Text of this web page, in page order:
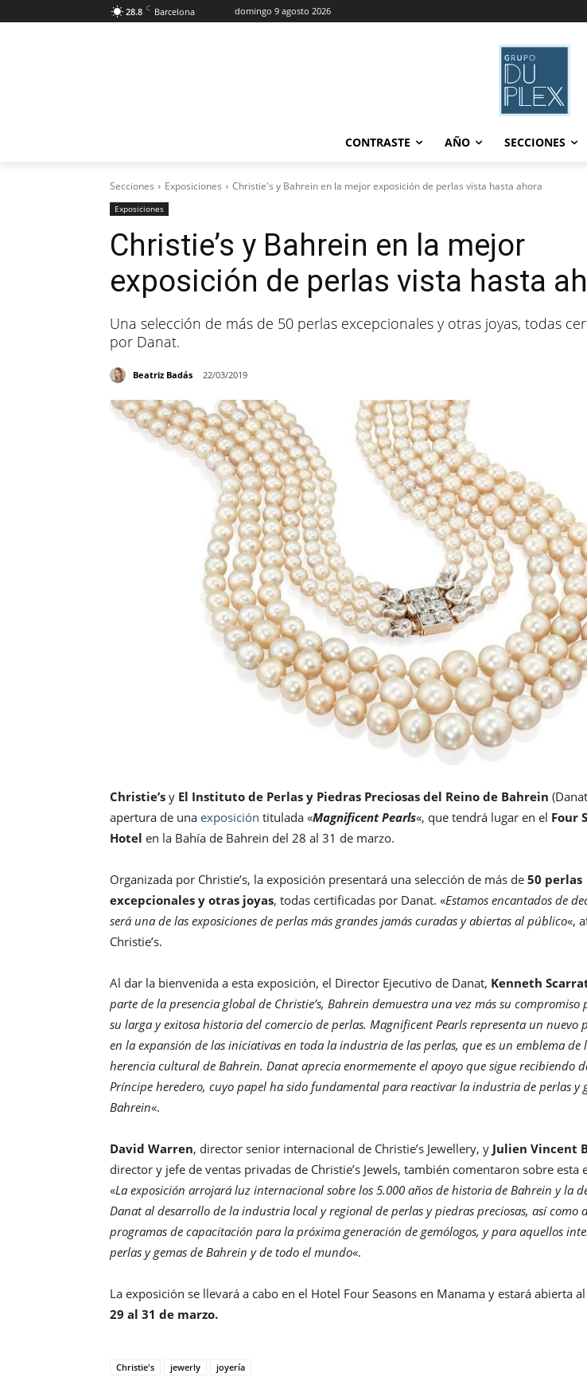
28.8 C Barcelona domingo 9 agosto 2026
CONTRASTE AÑO SECCIONES
Secciones Exposiciones Christie's y Bahrein en la mejor exposición de perlas vista hasta ahora
Exposiciones
Christie’s y Bahrein en la mejor
exposición de perlas vista hasta
Una selección de más de 50 perlas excepcionales y otras joyas, todas
por Danat.
Beatriz Badás 22/03/2019
Christie’s y El Instituto de Perlas y Piedras Preciosas del Reino de Bahrein
apertura de una exposición titulada «Magnificent Pearls«, que tendrá lugar en el Four
Hotel en la Bahía de Bahrein del 28 al 31 de marzo.
Organizada por Christie’s, la exposición presentará una selección de más de 50 perlas
excepcionales y otras joyas, todas certificadas por Danat. «Estamos encantados de
será una de las exposiciones de perlas más grandes jamás curadas y abiertas al público«,
Christie’s.
Al dar la bienvenida a esta exposición, el Director Ejecutivo de Danat, Kenneth
parte de la presencia global de Christie’s, Bahrein demuestra una vez más su
su larga y exitosa historia del comercio de perlas. Magnificent Pearls representa un nuevo
en la expansión de las iniciativas en toda la industria de las perlas, que es un emblema de
herencia cultural de Bahrein. Danat aprecia enormemente el apoyo que sigue recibiendo
Príncipe heredero, cuyo papel ha sido fundamental para reactivar la industria de perlas y
Bahrein«.
David Warren, director senior internacional de Christie’s Jewellery, y Julien Vincent
director y jefe de ventas privadas de Christie’s Jewels, también comentaron sobre esta
«La exposición arrojará luz internacional sobre los 5.000 años de historia de Bahrein y la
Danat al desarrollo de la industria local y regional de perlas y piedras preciosas, así como
programas de capacitación para la próxima generación de gemólogos, y para aquellos
perlas y gemas de Bahrein y de todo el mundo«.
La exposición se llevará a cabo en el Hotel Four Seasons en Manama y estará abierta
29 al 31 de marzo.
Christie's jewerly joyería